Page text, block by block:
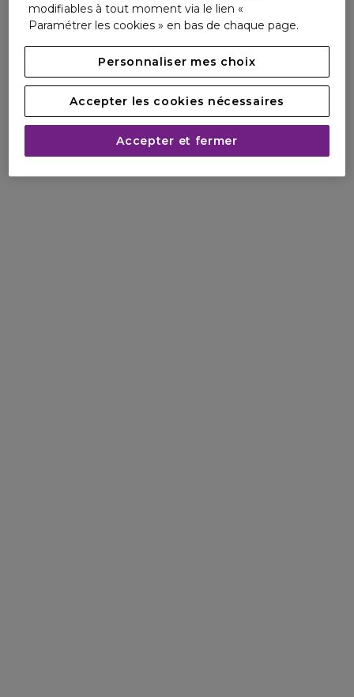
modifiables à tout moment via le lien «
Paramétrer les cookies » en bas de chaque page.
Personnaliser mes choix
Accepter les cookies nécessaires
Accepter et fermer